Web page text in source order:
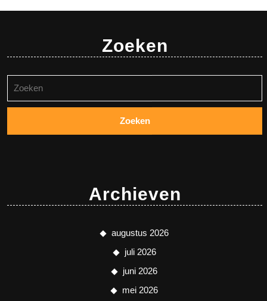
Zoeken
naar:
Archieven
augustus 2026
juli 2026
juni 2026
mei 2026